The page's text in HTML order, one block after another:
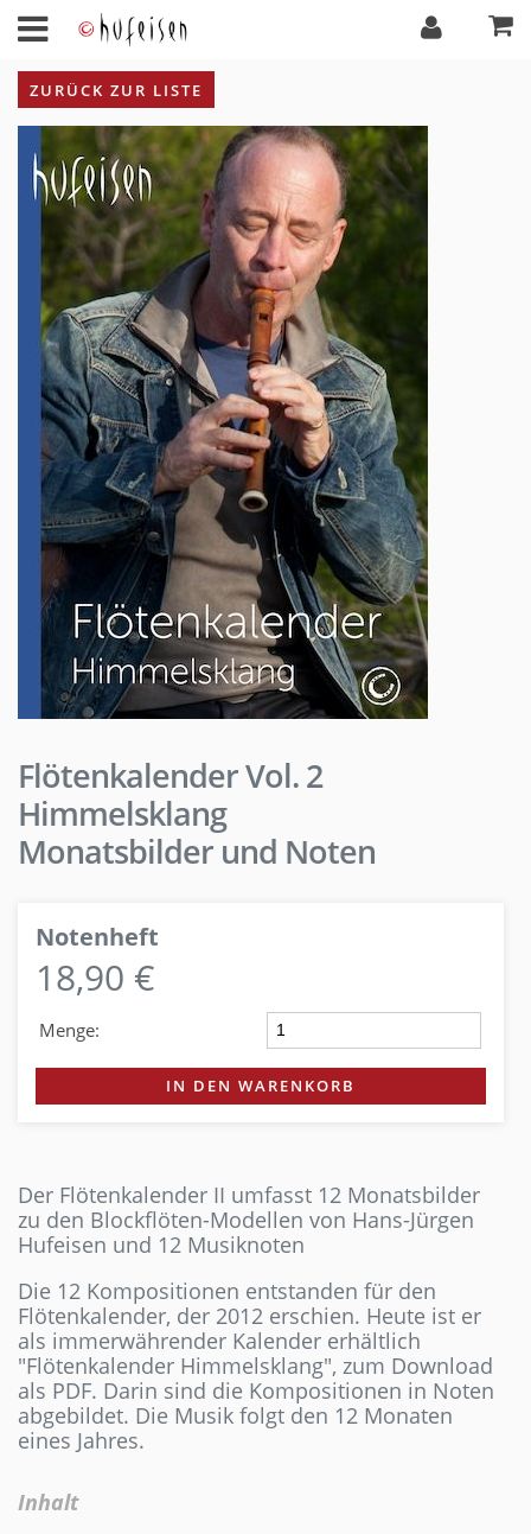
ZURÜCK ZUR LISTE
Flötenkalender Vol. 2
Himmelsklang
Monatsbilder und Noten
Notenheft
18,90 €
Menge:
IN DEN WARENKORB
Der Flötenkalender II umfasst 12 Monatsbilder
zu den Blockflöten-Modellen von Hans-Jürgen
Hufeisen und 12 Musiknoten
Die 12 Kompositionen entstanden für den
Flötenkalender, der 2012 erschien. Heute ist er
als immerwährender Kalender erhältlich
"Flötenkalender Himmelsklang", zum Download
als PDF. Darin sind die Kompositionen in Noten
abgebildet. Die Musik folgt den 12 Monaten
eines Jahres.
Inhalt